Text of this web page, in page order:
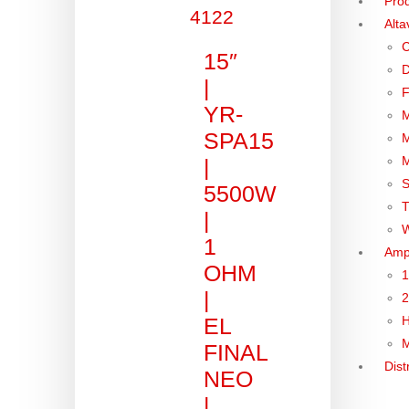
15″
|
YR-
SPA15
|
5500W
|
1
OHM
|
EL
FINAL
NEO